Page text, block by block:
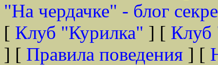
"На чердачке" - блог
[ Клуб "Курилка" ] [ Клуб
] [ Правила поведения ] [